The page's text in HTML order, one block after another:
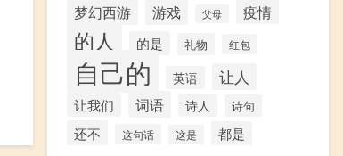
梦幻西游 游戏 父母 疫情
的人 的是 礼物 红包
自己的 英语 让人
让我们 词语 诗人 诗句
还不 这句话 这是 都是